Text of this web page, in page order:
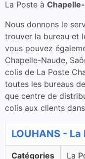
La Poste à
Nous donnons le
trouver la bureau et
vous pouvez
Chapelle-Naude,
colis de La Poste
toutes les bureaus
que centre de
colis aux clients
LOUHANS -
Catégories La